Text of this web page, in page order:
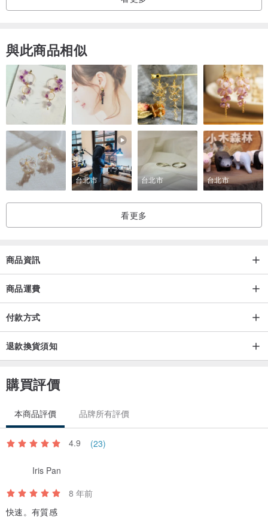
◢ 背帶內置厚墊，減輕肩膀負擔。即使要帶較重或較多物品外出時，
肩膀負擔亦不會過重。
◢ 背包容量夠大，特設防撞墊的內袋可放15吋筆記型電腦，全方位保
護所有貴重器材。
◢ 我們嚴選防潑水布料作袋身物料，免去下雨天外出雨水滲透的危
機。防潑水布料遇水不會滲透，只會在表面形成水珠，輕輕一潑，即
可把表面形成的水珠潑走。
容量
24公升
防撞隔層內可放15吋筆電或平板
尺寸 (闊 X 深 x 高)
290 x 150 x 420 mm
真皮
防潑水尼龍布
與此商品相似
台北市 台北市 台北市
看更多
商品資訊
商品運費
付款方式
退款換貨須知
購買評價
本商品評價 品牌所有評價
4.9 (23)
Iris Pan
8 年前
快速。有質感